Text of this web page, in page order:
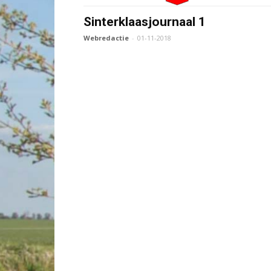
Sinterklaasjournaal 1
Webredactie - 01-11-2018